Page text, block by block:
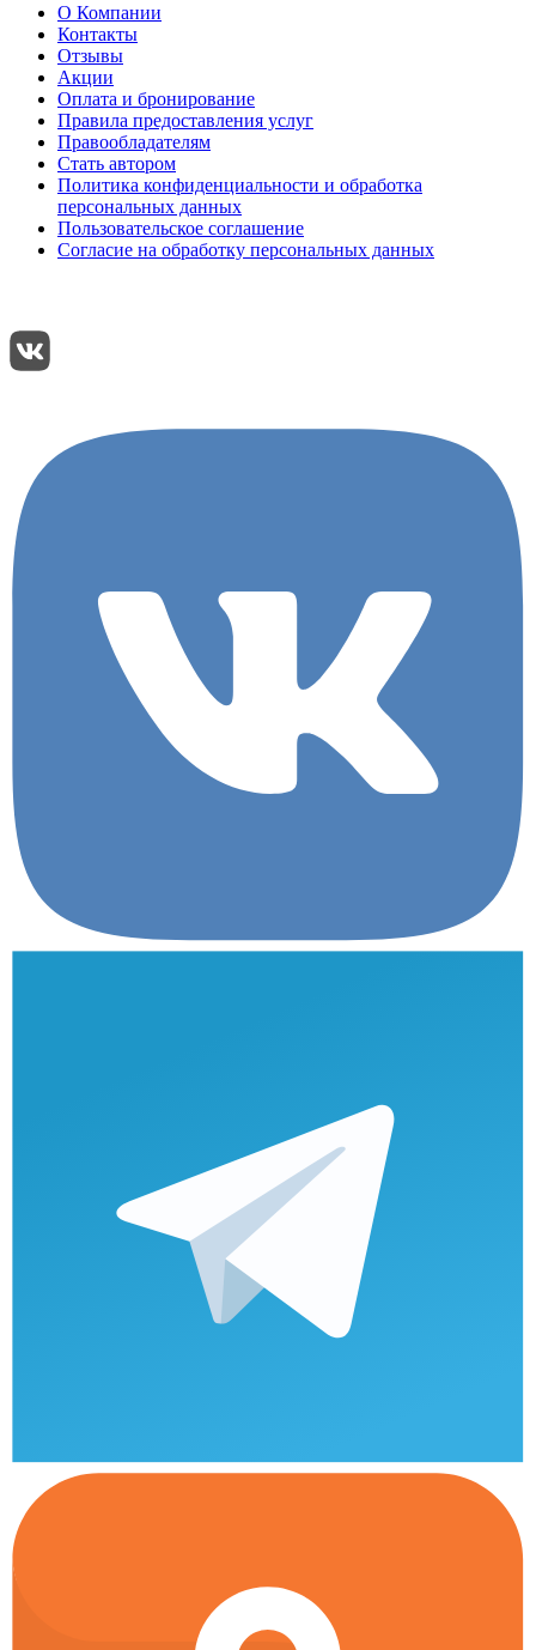
О Компании
Контакты
Отзывы
Акции
Оплата и бронирование
Правила предоставления услуг
Правообладателям
Стать автором
Политика конфиденциальности и обработка
персональных данных
Пользовательское соглашение
Согласие на обработку персональных данных